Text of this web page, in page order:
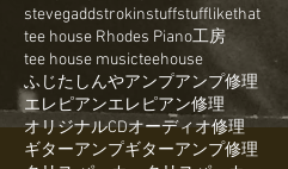
stevegaddstrokinstuffstufflikethat
tee house Rhodes Piano工房
tee house musicteehouse
ふじたしんやアンプアンプ修理
エレピアンエレピアン修理
オリジナルCDオーディオ修理
ギターアンプギターアンプ修理